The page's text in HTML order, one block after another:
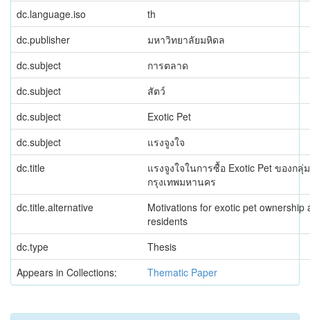
dc.language.iso
th
dc.publisher
มหาวิทยาลัยมหิดล
dc.subject
การตลาด
dc.subject
สัตว์
dc.subject
Exotic Pet
dc.subject
แรงจูงใจ
dc.title
แรงจูงใจในการซื้อ Exotic Pet ของกลุ่
กรุงเทพมหานคร
dc.title.alternative
Motivations for exotic pet ownership
residents
dc.type
Thesis
Appears in Collections:
Thematic Paper